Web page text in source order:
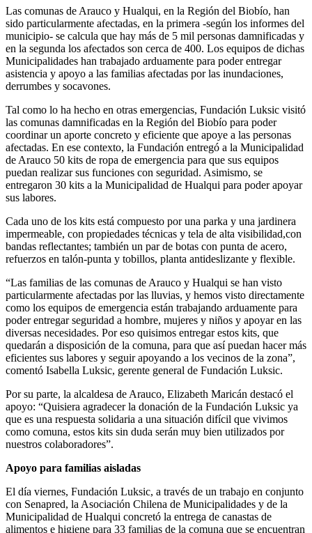
Las comunas de Arauco y Hualqui, en la Región del Biobío, han
sido particularmente afectadas, en la primera -según los informes del
municipio- se calcula que hay más de 5 mil personas damnificadas y
en la segunda los afectados son cerca de 400. Los equipos de dichas
Municipalidades han trabajado arduamente para poder entregar
asistencia y apoyo a las familias afectadas por las inundaciones,
derrumbes y socavones.
Tal como lo ha hecho en otras emergencias, Fundación Luksic visitó
las comunas damnificadas en la Región del Biobío para poder
coordinar un aporte concreto y eficiente que apoye a las personas
afectadas. En ese contexto, la Fundación entregó a la Municipalidad
de Arauco 50 kits de ropa de emergencia para que sus equipos
puedan realizar sus funciones con seguridad. Asimismo, se
entregaron 30 kits a la Municipalidad de Hualqui para poder apoyar
sus labores.
Cada uno de los kits está compuesto por una parka y una jardinera
impermeable, con propiedades técnicas y tela de alta visibilidad,con
bandas reflectantes; también un par de botas con punta de acero,
refuerzos en talón-punta y tobillos, planta antideslizante y flexible.
“Las familias de las comunas de Arauco y Hualqui se han visto
particularmente afectadas por las lluvias, y hemos visto directamente
como los equipos de emergencia están trabajando arduamente para
poder entregar seguridad a hombre, mujeres y niños y apoyar en las
diversas necesidades. Por eso quisimos entregar estos kits, que
quedarán a disposición de la comuna, para que así puedan hacer más
eficientes sus labores y seguir apoyando a los vecinos de la zona”,
comentó Isabella Luksic, gerente general de Fundación Luksic.
Por su parte, la alcaldesa de Arauco, Elizabeth Maricán destacó el
apoyo: “Quisiera agradecer la donación de la Fundación Luksic ya
que es una respuesta solidaria a una situación difícil que vivimos
como comuna, estos kits sin duda serán muy bien utilizados por
nuestros colaboradores”.
Apoyo para familias aisladas
El día viernes, Fundación Luksic, a través de un trabajo en conjunto
con Senapred, la Asociación Chilena de Municipalidades y de la
Municipalidad de Hualqui concretó la entrega de canastas de
alimentos e higiene para 33 familias de la comuna que se encuentran